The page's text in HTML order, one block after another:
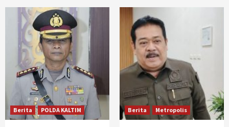
Berita POLDA KALTIM Berita Metropolis